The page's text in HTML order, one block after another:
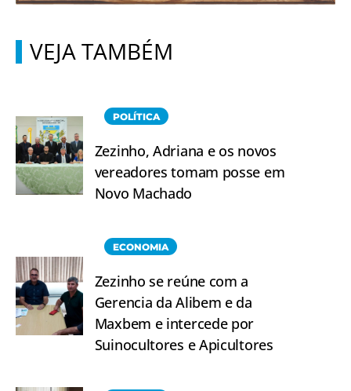
VEJA TAMBÉM
POLÍTICA
Zezinho, Adriana e os novos
vereadores tomam posse em
Novo Machado
ECONOMIA
Zezinho se reúne com a
Gerencia da Alibem e da
Maxbem e intercede por
Suinocultores e Apicultores